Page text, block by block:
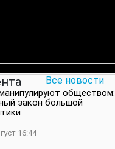
Все новости
обществом:
закон большой
16:44